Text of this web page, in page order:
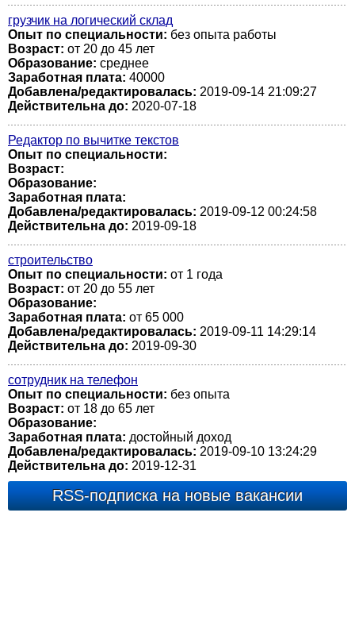
грузчик на логический склад
Опыт по специальности: без опыта работы
Возраст: от 20 до 45 лет
Образование: среднее
Заработная плата: 40000
Добавлена/редактировалась: 2019-09-14 21:09:27
Действительна до: 2020-07-18
Редактор по вычитке текстов
Опыт по специальности:
Возраст:
Образование:
Заработная плата:
Добавлена/редактировалась: 2019-09-12 00:24:58
Действительна до: 2019-09-18
строительство
Опыт по специальности: от 1 года
Возраст: от 20 до 55 лет
Образование:
Заработная плата: от 65 000
Добавлена/редактировалась: 2019-09-11 14:29:14
Действительна до: 2019-09-30
сотрудник на телефон
Опыт по специальности: без опыта
Возраст: от 18 до 65 лет
Образование:
Заработная плата: достойный доход
Добавлена/редактировалась: 2019-09-10 13:24:29
Действительна до: 2019-12-31
RSS-подписка на новые вакансии